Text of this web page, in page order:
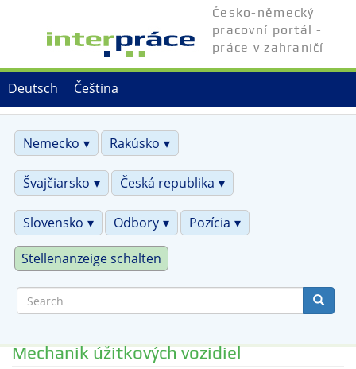
Čeština
Deutsch
Česko-německý
pracovní portál -
práce v zahraničí
Nemecko Rakúsko
Švajčiarsko Česká republika
Slovensko Odbory Pozícia
Stellenanzeige schalten
Mechanik úžitkových vozidiel